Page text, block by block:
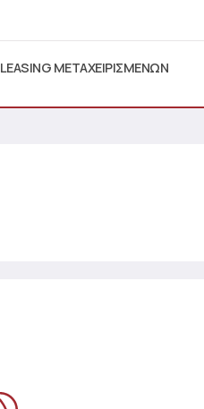
LEASING ΜΕΤΑΧΕΙΡΙΣΜΕΝΩΝ